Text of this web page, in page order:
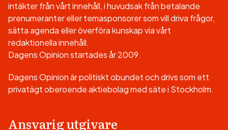
intäkter från vårt innehåll, i huvudsak från betalande
prenumeranter eller temasponsorer som vill driva frågor,
sätta agenda eller överföra kunskap via vårt
redaktionella innehåll.
Dagens Opinion startades år 2009.
Dagens Opinion är politiskt obundet och drivs som ett
privatägt oberoende aktiebolag med säte i Stockholm.
Ansvarig utgivare